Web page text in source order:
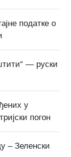
податке о
— руски
у
погон
– Зеленски